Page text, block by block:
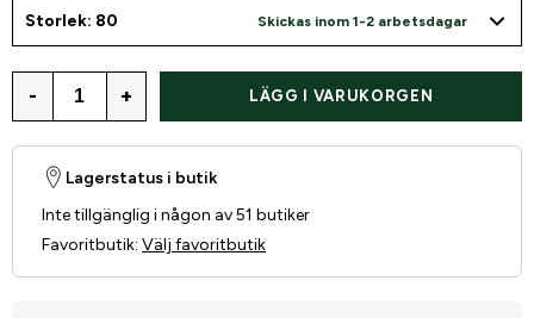
Storlek: 80 Skickas inom 1-2 arbetsdagar
- + LÄGG I VARUKORGEN
Lagerstatus i butik
Inte tillgänglig i någon av 51 butiker
Favoritbutik: Välj favoritbutik